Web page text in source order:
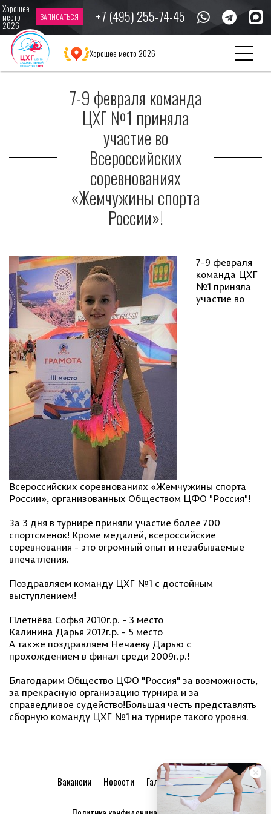
Хорошее
место
2026
ЗАПИСАТЬСЯ +7 (495) 255-74-45
Хорошее место 2026
Главная Новости
7-9 февраля команда ЦХГ №1 приняла участие во
Всероссийских соревнованиях «Жемчужины спорта России»!
7-9 февраля команда
ЦХГ №1 приняла
участие во
Всероссийских
соревнованиях
«Жемчужины спорта
России»!
7-9 февраля
команда ЦХГ
№1 приняла
участие во
Всероссийских соревнованиях «Жемчужины спорта
России», организованных Обществом ЦФО "Россия"!
За 3 дня в турнире приняли участие более 700
спортсменок! Кроме медалей, всероссийские
соревнования - это огромный опыт и незабываемые
впечатления.
Поздравляем команду ЦХГ №1 с достойным
выступлением!
Плетнёва Софья 2010г.р. - 3 место
Калинина Дарья 2012г.р. - 5 место
А также поздравляем Нечаеву Дарью с
прохождением в финал среди 2009г.р.!
Благодарим Общество ЦФО "Россия" за возможность,
за прекрасную организацию турнира и за
справедливое судейство!Большая честь представлять
сборную команду ЦХГ №1 на турнире такого уровня.
Вакансии Новости Галерея Друзья